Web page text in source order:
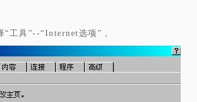
“工具”--“Internet选项”，